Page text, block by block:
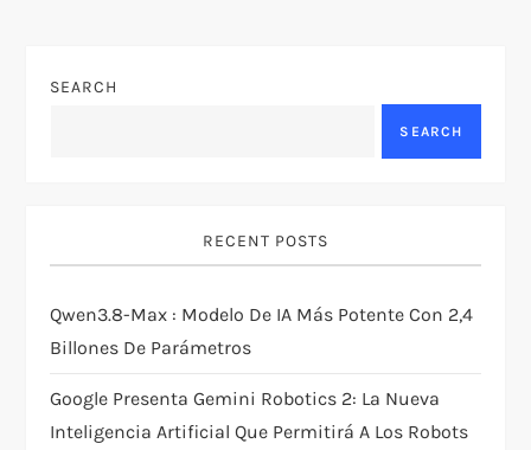
n
i
g
a
t
SEARCH
SEARCH
RECENT POSTS
Qwen3.8-Max : Modelo De IA Más Potente Con 2,4
Billones De Parámetros
Google Presenta Gemini Robotics 2: La Nueva
Inteligencia Artificial Que Permitirá A Los Robots